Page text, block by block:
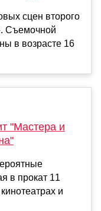
сцен второго
Съемочной
в возрасте 16
"Мастера и
в прокат 11
и